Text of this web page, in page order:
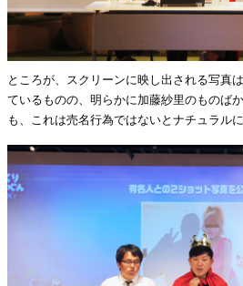
ところが、スクリーンに映し出される写真
ているものの、明らかに加藤紗里のものば
も、これは売名行為ではないとナチュラル